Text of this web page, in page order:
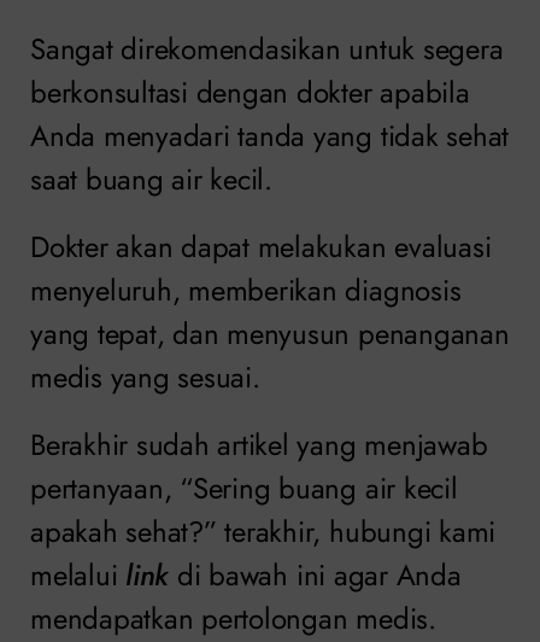
Sangat direkomendasikan untuk segera
berkonsultasi dengan dokter apabila
Anda menyadari tanda yang tidak sehat
saat buang air kecil.
Dokter akan dapat melakukan evaluasi
menyeluruh, memberikan diagnosis
yang tepat, dan menyusun penanganan
medis yang sesuai.
Berakhir sudah artikel yang menjawab
pertanyaan, “Sering buang air kecil
apakah sehat?” terakhir, hubungi kami
melalui link di bawah ini agar Anda
mendapatkan pertolongan medis.